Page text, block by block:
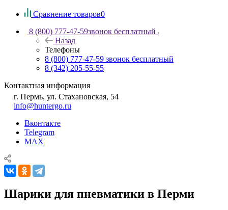
Сравнение товаров0
8 (800) 777-47-59звонок бесплатный
Назад
Телефоны
8 (800) 777-47-59 звонок бесплатный
8 (342) 205-55-55
Контактная информация
г. Пермь, ул. Стахановская, 54
info@huntergo.ru
Вконтакте
Telegram
MAX
Шарики для пневматики в Перми